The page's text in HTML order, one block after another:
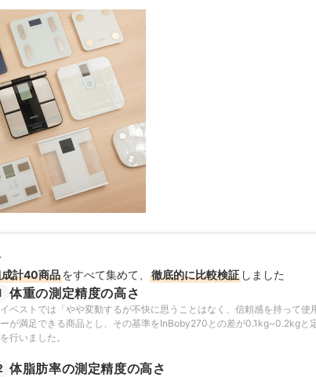
計40商品をすべて集めて、 徹底的に比較検証 しました
体重の測定精度の高さ
ベストでは「やや変動するが不快に思うことはなく、信頼感を持って使
が満足できる商品とし、その基準をInBoby270との差が0.1kg~0.2kgと
行いました。
体脂肪率の測定精度の高さ